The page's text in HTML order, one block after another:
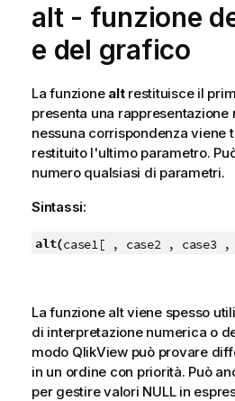
alt - funzione
e del grafico
La funzione altrestituisce il
presenta una
nessuna corrispondenza viene
restituito l'ultimo parametro.
numero qualsiasi di parametri.
Sintassi:
alt(case1[ , case2 ,
La funzione altviene spesso
di interpretazione numerica o
modo QlikViewpuò provare
in un ordine con priorità. Può
per gestire valori NULLin